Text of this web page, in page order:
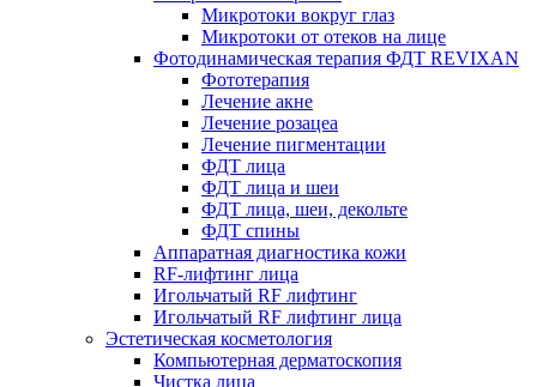
Микротоки вокруг глаз
Микротоки от отеков на лице
Фотодинамическая терапия ФДТ REVIXAN
Фототерапия
Лечение акне
Лечение розацеа
Лечение пигментации
ФДТ лица
ФДТ лица и шеи
ФДТ лица, шеи, декольте
ФДТ спины
Аппаратная диагностика кожи
RF-лифтинг лица
Игольчатый RF лифтинг
Игольчатый RF лифтинг лица
Эстетическая косметология
Компьютерная дерматоскопия
Чистка лица